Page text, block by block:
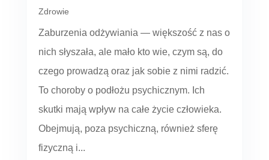
Zdrowie
Zaburzenia odżywiania — większość z nas o
nich słyszała, ale mało kto wie, czym są, do
czego prowadzą oraz jak sobie z nimi radzić.
To choroby o podłożu psychicznym. Ich
skutki mają wpływ na całe życie człowieka.
Obejmują, poza psychiczną, również sferę
fizyczną i...